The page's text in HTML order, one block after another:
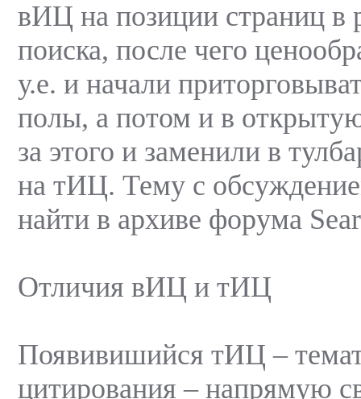
вИЦ на позиции страниц в
поиска, после чего
у.е. и начали
полы, а потом и в
за этого и заменили в
на тИЦ. Тему с
найти в архиве форума
Отличия вИЦ и тИЦ
Появивишийся тИЦ –
цитирования – напрямую